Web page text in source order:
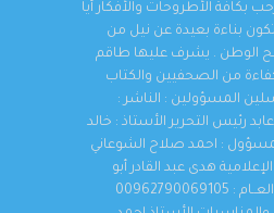
بكافة الأطروحات والأفكار أيا
بناءة بعيدة عن نيل من
الوطن . يشرف عليها طاقم
من الصحفيين والكتاب
المسؤولين : الناشر :
رئيس التحرير الأستاذ : خالد
: احمد صلاح الشوعاني
هدى عبد القادر أبو
مريش الاتصال المدير العــام : 00962790069105